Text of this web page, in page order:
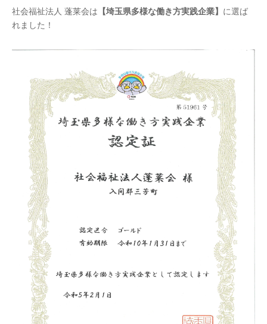
社会福祉法人 蓬莱会は 【埼玉県多様な働き方実践企業】 に選ば
れました！